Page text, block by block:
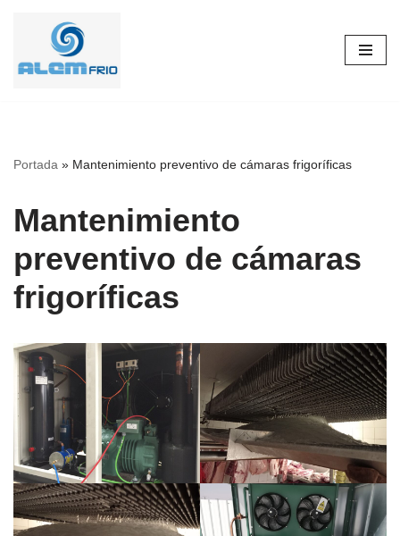
to
Portada » Mantenimiento preventivo de cámaras frigoríficas
Mantenimiento
preventivo de cámaras
frigoríficas